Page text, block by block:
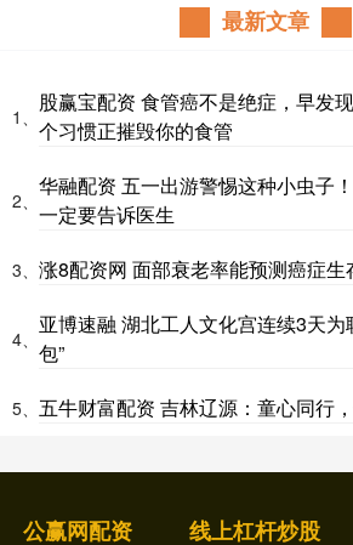
最新文章
1、
股赢宝配资 食管癌不是绝症，早发
个习惯正摧毁你的食管
2、
华融配资 五一出游警惕这种小虫子
一定要告诉医生
3、 涨8配资网 面部衰老率能预测癌症生
4、
亚博速融 湖北工人文化宫连续3天为
包”
5、 五牛财富配资 吉林辽源：童心同行
公赢网配资 线上杠杆炒股